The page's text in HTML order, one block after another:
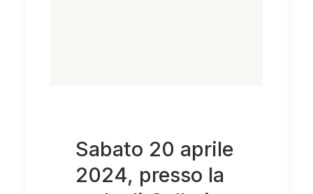
Sabato 20 aprile
2024, presso la